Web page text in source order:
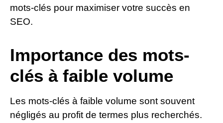
mots-clés pour maximiser votre succès en
SEO.
Importance des mots-
clés à faible volume
Les mots-clés à faible volume sont souvent
négligés au profit de termes plus recherchés.